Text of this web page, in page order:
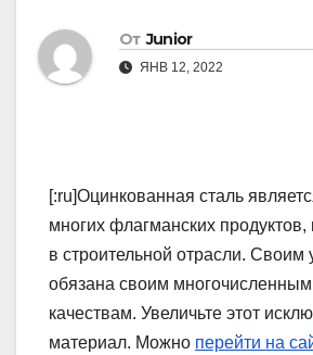
От Junior
ЯНВ 12, 2022
[:ru]Оцинкованная сталь
многих флагманских
в строительной отрасли. Своим
обязана своим
качествам. Увеличьте этот
материал. Можно перейти на